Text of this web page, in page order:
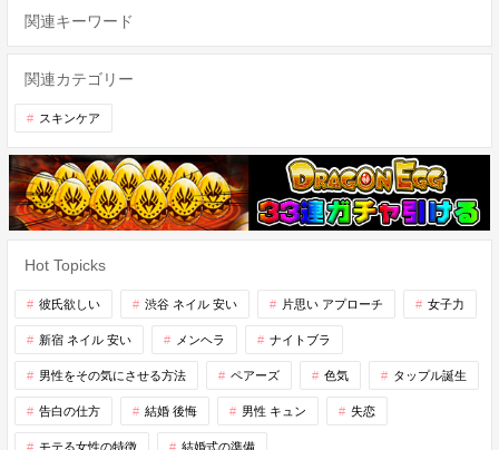
関連キーワード
関連カテゴリー
スキンケア
Hot Topicks
彼氏欲しい 渋谷 ネイル 安い 片思い アプローチ 女子力
新宿 ネイル 安い メンヘラ ナイトブラ
男性をその気にさせる方法 ペアーズ 色気 タップル誕生
告白の仕方 結婚 後悔 男性 キュン 失恋
モテる女性の特徴 結婚式の準備